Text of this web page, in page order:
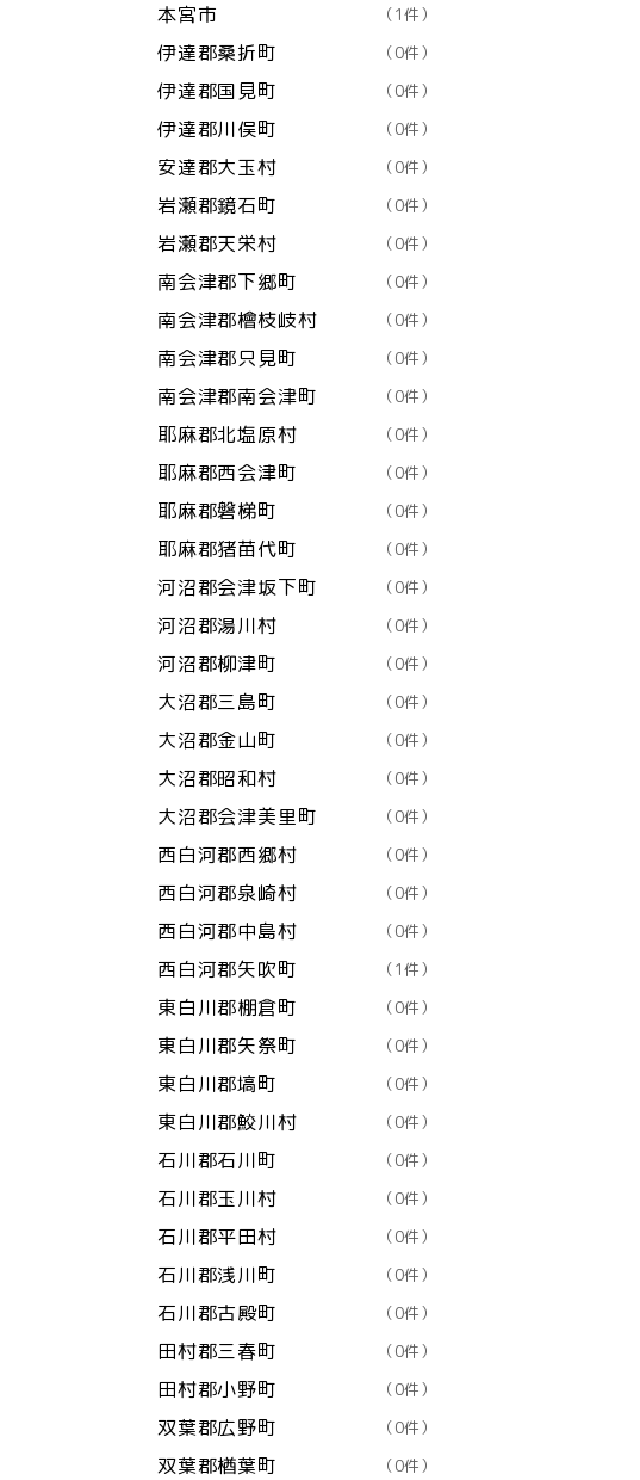
本宮市 （1件）
伊達郡桑折町 （0件）
伊達郡国見町 （0件）
伊達郡川俣町 （0件）
安達郡大玉村 （0件）
岩瀬郡鏡石町 （0件）
岩瀬郡天栄村 （0件）
南会津郡下郷町 （0件）
南会津郡檜枝岐村 （0件）
南会津郡只見町 （0件）
南会津郡南会津町 （0件）
耶麻郡北塩原村 （0件）
耶麻郡西会津町 （0件）
耶麻郡磐梯町 （0件）
耶麻郡猪苗代町 （0件）
河沼郡会津坂下町 （0件）
河沼郡湯川村 （0件）
河沼郡柳津町 （0件）
大沼郡三島町 （0件）
大沼郡金山町 （0件）
大沼郡昭和村 （0件）
大沼郡会津美里町 （0件）
西白河郡西郷村 （0件）
西白河郡泉崎村 （0件）
西白河郡中島村 （0件）
西白河郡矢吹町 （1件）
東白川郡棚倉町 （0件）
東白川郡矢祭町 （0件）
東白川郡塙町 （0件）
東白川郡鮫川村 （0件）
石川郡石川町 （0件）
石川郡玉川村 （0件）
石川郡平田村 （0件）
石川郡浅川町 （0件）
石川郡古殿町 （0件）
田村郡三春町 （0件）
田村郡小野町 （0件）
双葉郡広野町 （0件）
双葉郡楢葉町 （0件）